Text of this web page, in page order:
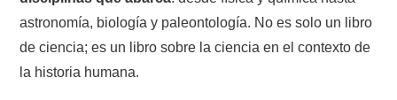
astronomía, biología y paleontología. No es solo un libro
de ciencia; es un libro sobre la ciencia en el contexto de
la historia humana.